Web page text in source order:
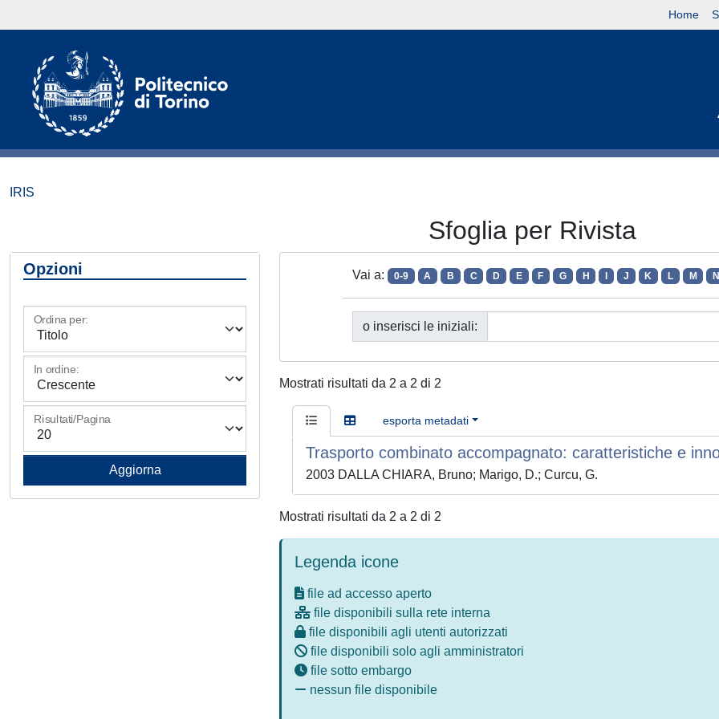
Home
IRIS
Sfoglia per Rivista
Opzioni
Ordina per:
In ordine:
Risultati/Pagina
Vai a: 0-9 A B C D E F G H J K L M N
o inserisci le iniziali:
Mostrati risultati da 2 a 2 di 2
esporta metadati
Trasporto combinato accompagnato: caratteristiche e
2003 DALLA CHIARA, Bruno; Marigo, D.; Curcu, G.
Mostrati risultati da 2 a 2 di 2
Legenda icone
file ad accesso aperto
file disponibili sulla rete interna
file disponibili agli utenti autorizzati
file disponibili solo agli amministratori
file sotto embargo
nessun file disponibile